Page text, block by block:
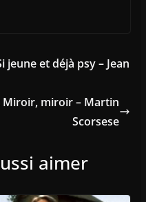
jeune et déjà psy – Jean
Miroir, miroir – Martin
Scorsese
aimer